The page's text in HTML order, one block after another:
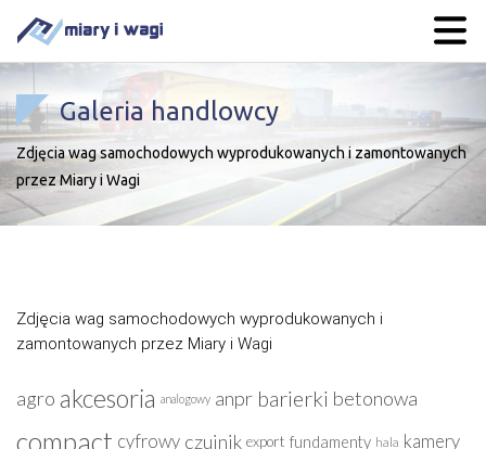
Galeria handlowcy
Zdjęcia wag samochodowych wyprodukowanych i zamontowanych
przez Miary i Wagi
Zdjęcia wag samochodowych wyprodukowanych i
zamontowanych przez Miary i Wagi
agro akcesoria analogowy anpr barierki betonowa
compact cyfrowy czujnik export fundamenty hala kamery